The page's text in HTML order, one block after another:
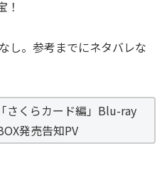
！
し。参考までにネタバレな
さくらカード編」Blu-ray
発売告知PV